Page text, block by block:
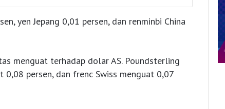
yen Jepang 0,01 persen, dan renminbi China
menguat terhadap dolar AS. Poundsterling
persen, dan frenc Swiss menguat 0,07